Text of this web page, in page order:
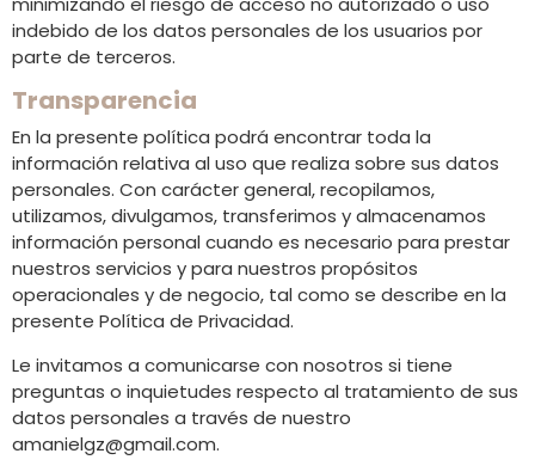
indebido de los datos personales de los usuarios por
parte de terceros.
Transparencia
En la presente política podrá encontrar toda la
información relativa al uso que realiza sobre sus datos
personales. Con carácter general, recopilamos,
utilizamos, divulgamos, transferimos y almacenamos
información personal cuando es necesario para prestar
nuestros servicios y para nuestros propósitos
operacionales y de negocio, tal como se describe en la
presente Política de Privacidad.
Le invitamos a comunicarse con nosotros si tiene
preguntas o inquietudes respecto al tratamiento de sus
datos personales a través de nuestro
amanielgz@gmail.com.